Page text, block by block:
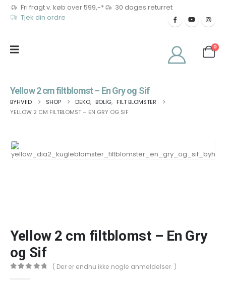
Fri fragt v. køb over 599,-*
30 dages returret
Tjek din ordre
0
Yellow 2 cm filtblomst – En Gry og Sif
BYHVIID SHOP DEKO, BOLIG, FILT BLOMSTER
YELLOW 2 CM FILTBLOMST – EN GRY OG SIF
Yellow 2 cm filtblomst – En Gry
og Sif
( Der er endnu ikke nogle anmeldelser. )